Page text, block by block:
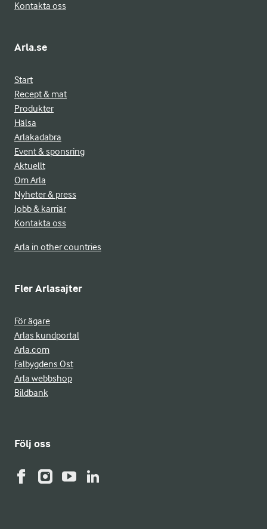
Kontakta oss
Arla.se
Start
Recept & mat
Produkter
Hälsa
Arlakadabra
Event & sponsring
Aktuellt
Om Arla
Nyheter & press
Jobb & karriär
Kontakta oss
Arla in other countries
Fler Arlasajter
För ägare
Arlas kundportal
Arla.com
Falbygdens Ost
Arla webbshop
Bildbank
Följ oss